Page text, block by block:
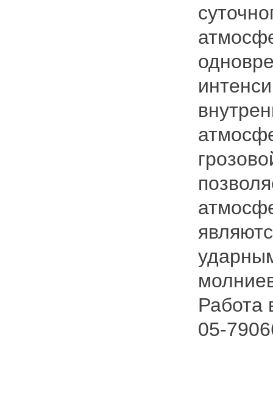
Работа
05-